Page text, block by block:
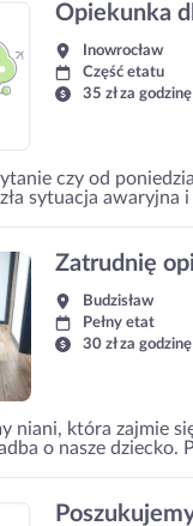
Opiekunka
Inowrocław
Część etatu
35 zł za godzinę
czy od
sytuacja awaryjna
Zatrudnię
Budzisław
Pełny etat
30 zł za godzinę
niani, która zajmie
o nasze